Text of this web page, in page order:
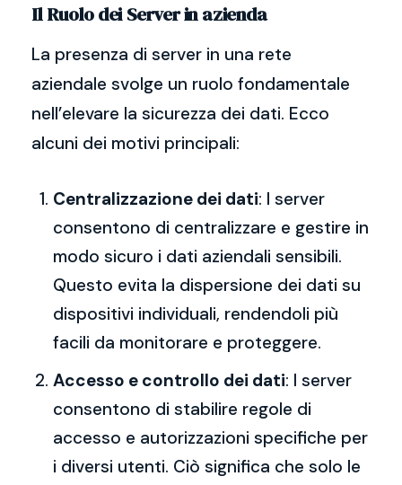
Il Ruolo dei Server in azienda
La presenza di server in una rete
aziendale svolge un ruolo fondamentale
nell’elevare la sicurezza dei dati. Ecco
alcuni dei motivi principali:
Centralizzazione dei dati: I server
consentono di centralizzare e gestire in
modo sicuro i dati aziendali sensibili.
Questo evita la dispersione dei dati su
dispositivi individuali, rendendoli più
facili da monitorare e proteggere.
Accesso e controllo dei dati: I server
consentono di stabilire regole di
accesso e autorizzazioni specifiche per
i diversi utenti. Ciò significa che solo le